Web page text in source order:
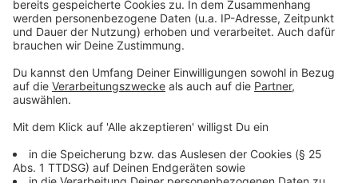
Anzeige
Anzeige